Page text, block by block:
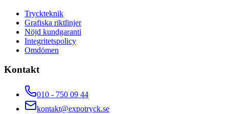
Tryckteknik
Grafiska riktlinjer
Nöjd kundgaranti
Integritetspolicy
Omdömen
Kontakt
010 - 750 09 44
kontakt@expotryck.se